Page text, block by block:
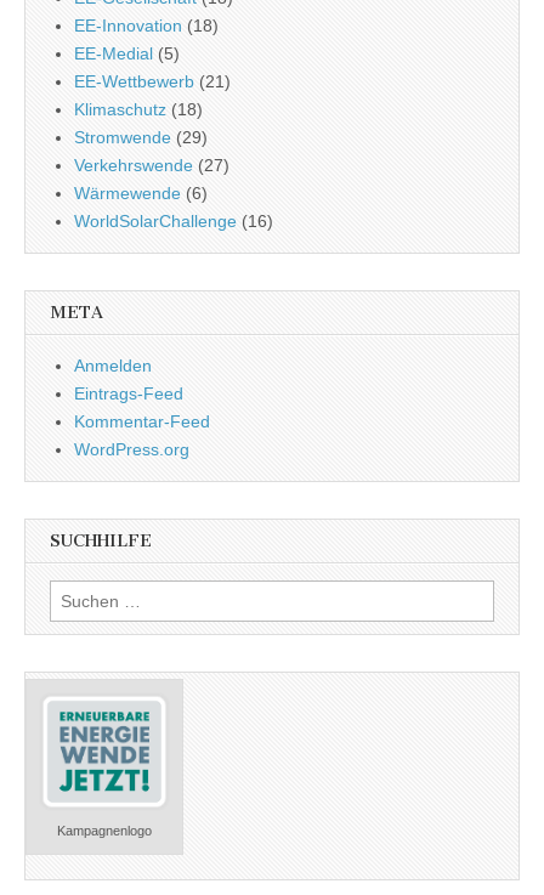
EE-Innovation (18)
EE-Medial (5)
EE-Wettbewerb (21)
Klimaschutz (18)
Stromwende (29)
Verkehrswende (27)
Wärmewende (6)
WorldSolarChallenge (16)
META
Anmelden
Eintrags-Feed
Kommentar-Feed
WordPress.org
SUCHHILFE
Suchen
nach:
Kampagnenlogo